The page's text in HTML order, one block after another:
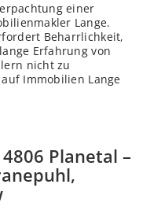
einer
Lange.
Beharrlichkeit,
Erfahrung von
nicht zu
Immobilien Lange
Planetal –